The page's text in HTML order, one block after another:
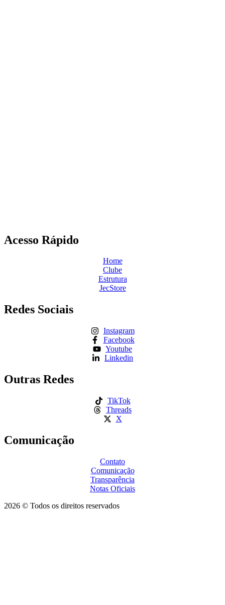
Acesso Rápido
Home
Clube
Estrutura
JecStore
Redes Sociais
Instagram
Facebook
Youtube
Linkedin
Outras Redes
TikTok
Threads
X
Comunicação
Contato
Comunicação
Transparência
Notas Oficiais
2026 © Todos os direitos reservados